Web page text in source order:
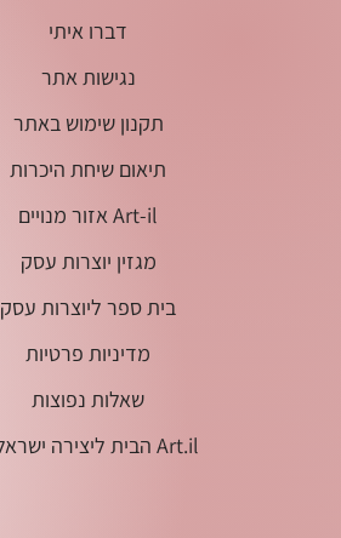
דברו איתי
נגישות אתר
תקנון שימוש באתר
תיאום שיחת היכרות
אזור מנויים Art-il
מגזין יוצרות עסק
בית ספר ליוצרות עסק
מדיניות פרטיות
שאלות נפוצות
הבית ליצירה ישראלית Art.il